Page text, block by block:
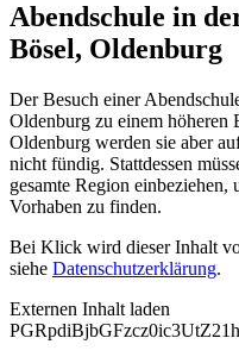
Abendschule in
Bösel, Oldenburg
Der Besuch einer
Oldenburg zu einem höheren
Oldenburg werden sie aber
nicht fündig. Stattdessen
gesamte Region
Vorhaben zu finden.
Bei Klick wird dieser Inhalt
siehe Datenschutzerklärung.
Externen Inhalt laden